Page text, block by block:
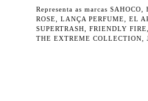
Representa as marcas
ROSE, LANÇA PERFUME, EL
SUPERTRASH, FRIENDLY
THE EXTREME COLLECTION,